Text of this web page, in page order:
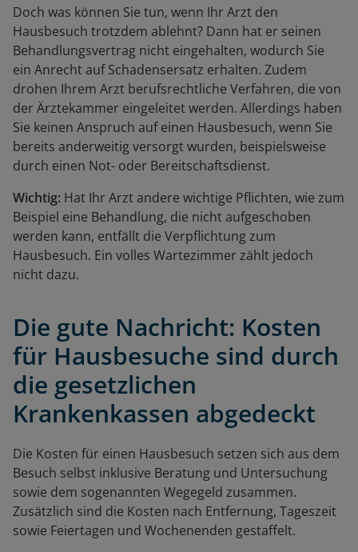
Doch was können Sie tun, wenn Ihr Arzt den
Hausbesuch trotzdem ablehnt? Dann hat er seinen
Behandlungsvertrag nicht eingehalten, wodurch Sie
ein Anrecht auf Schadensersatz erhalten. Zudem
drohen Ihrem Arzt berufsrechtliche Verfahren, die von
der Ärztekammer eingeleitet werden. Allerdings haben
Sie keinen Anspruch auf einen Hausbesuch, wenn Sie
bereits anderweitig versorgt wurden, beispielsweise
durch einen Not- oder Bereitschaftsdienst.
Wichtig: Hat Ihr Arzt andere wichtige Pflichten, wie zum
Beispiel eine Behandlung, die nicht aufgeschoben
werden kann, entfällt die Verpflichtung zum
Hausbesuch. Ein volles Wartezimmer zählt jedoch
nicht dazu.
Die gute Nachricht: Kosten
für Hausbesuche sind durch
die gesetzlichen
Krankenkassen abgedeckt
Die Kosten für einen Hausbesuch setzen sich aus dem
Besuch selbst inklusive Beratung und Untersuchung
sowie dem sogenannten Wegegeld zusammen.
Zusätzlich sind die Kosten nach Entfernung, Tageszeit
sowie Feiertagen und Wochenenden gestaffelt.